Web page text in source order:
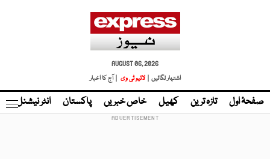
AUGUST 06, 2026
اشتہار لگائیں |
لائیو ٹی وی | آج کا اخبار
صفحۂ اول تازہ ترین کھیل خاص خبریں پاکستان انٹر نیشنل